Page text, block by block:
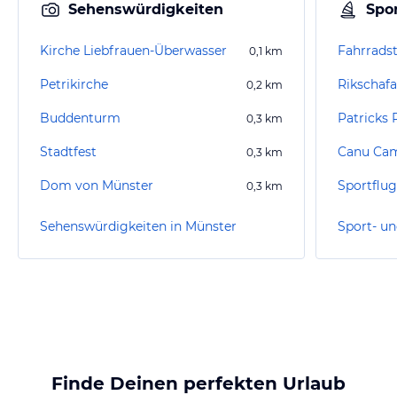
Sehenswürdigkeiten
Kirche Liebfrauen-Überwasser 0,1 km
Petrikirche 0,2 km
Buddenturm 0,3 km
Stadtfest 0,3 km
Dom von Münster 0,3 km
Sehenswürdigkeiten in Münster
Patricks
Canu
Finde Deinen perfekten Urlaub